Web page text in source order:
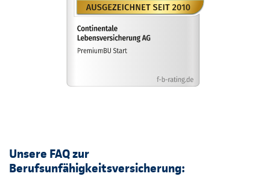
Unsere FAQ zur
Berufsunfähigkeitsversicherung: